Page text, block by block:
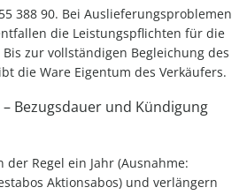
388 90. Bei Auslieferungsproblemen
die Leistungspflichten für die
zur vollständigen Begleichung des
die Ware Eigentum des Verkäufers.
Bezugsdauer und Kündigung
Regel ein Jahr (Ausnahme:
Aktionsabos) und verlängern